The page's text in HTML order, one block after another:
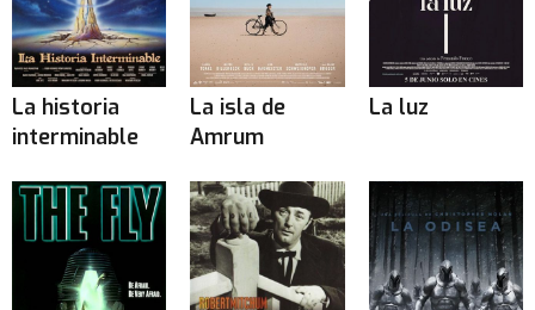
La historia
interminable
La isla de
Amrum
La luz